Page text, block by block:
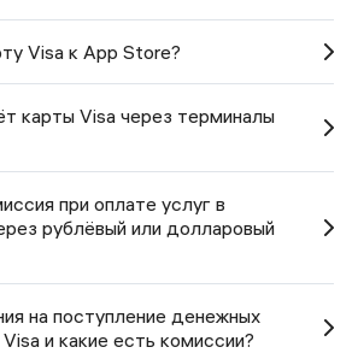
Visa к App Store?
карты Visa через терминалы
при оплате услуг в
рублёвый или долларовый
на поступление денежных
и какие есть комиссии?